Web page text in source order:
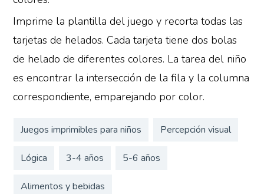
Imprime la plantilla del juego y recorta todas las
tarjetas de helados. Cada tarjeta tiene dos bolas
de helado de diferentes colores. La tarea del niño
es encontrar la intersección de la fila y la columna
correspondiente, emparejando por color.
Juegos imprimibles para niños Percepción visual
Lógica 3-4 años 5-6 años
Alimentos y bebidas